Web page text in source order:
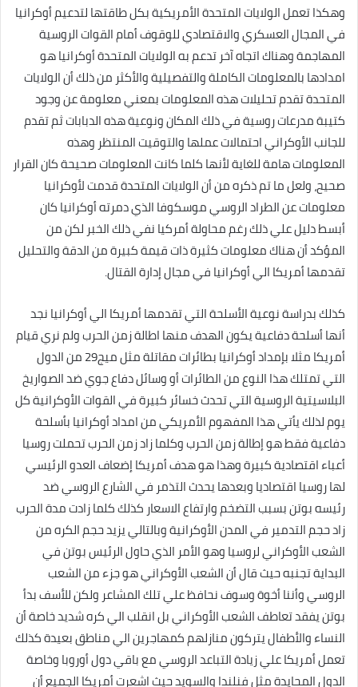
وهكذا تعمل الولايات المتحدة الأمريكية بكل طاقتها لتدعيم أوكرانيا
في المجال العسكري والاقتصادي للوقوف أمام القوات الروسية
المهاجمة وهناك اتجاه آخر تدعم به الولايات المتحدة أوكرانيا هو
امدادها بالمعلومات الكاملة والتفصيلية والأكثر من ذلك أن الولايات
المتحدة تقدم تحليلات هذه المعلومات بمعني معلومة عن وجود
كتيبة مدرعات روسية في ذلك المكان ونوعية هذه الدبابات ثم تقدم
للجانب الأوكراني احتمالات عملها والتوقيت المنتظر وهذه
المعلومات هامة للغاية لأنها كلما كانت المعلومات صحيحة كان القرار
صحيح، ولعل ما تم ذكره من أن الولايات المتحدة قدمت لأوكرانيا
معلومات عن الطراد الروسي موسكوفا الذي دمرته أوكرانيا كان
أبسط دليل علي ذلك رغم محاولة أمركيا نفي ذلك الخبر لكن من
المؤكد أن هناك معلومات كثيرة ذات قيمة كبيرة من الدقة والتحليل
تقدمها أمريكا الي أوكرانيا في مجال إدارة القتال.
كذلك بدراسة نوعية الأسلحة التي تقدمها أمريكا الي أوكرانيا نجد
أنها أسلحة دفاعية يكون الهدف منها اطالة زمن الحرب ولم نري قيام
أمريكا مثلا بإمداد أوكرانيا بطائرات مقاتلة مثل ميج29 من الدول
التي تمتلك هذا النوع من الطائرات أو وسائل دفاع جوي ضد الصواريخ
البلاسيتية الروسية التي تحدث خسائر كبيرة في القوات الأوكرانية كل
يوم لذلك يأتي هذا المفهوم الأمريكي من امداد أوكرانيا بأسلحة
دفاعية فقط هو إطالة زمن الحرب وكلما زاد زمن الحرب تحملت روسيا
أعباء اقتصادية كبيرة وهذا هو هدف أمريكا إضعاف العدو الرئيسي
لها روسيا اقتصاديا وبعدها يحدث التذمر في الشارع الروسي ضد
رئيسه بوتن بسبب التضخم وارتفاع الاسعار كذلك كلما زادت مدة الحرب
زاد حجم التدمير في المدن الأوكرانية وبالتالي يزيد حجم الكره من
الشعب الأوكراني لروسيا وهو الأمر الذي حاول الرئيس بوتن في
البداية تجنبه حيث قال أن الشعب الأوكراني هو جزء من الشعب
الروسي وأننا أخوة وسوف نحافظ علي تلك المشاعر ولكن للأسف بدأ
بوتن يفقد تعاطف الشعب الأوكراني بل انقلب الي كره شديد خاصة أن
النساء والأطفال يتركون منازلهم كمهاجرين الي مناطق بعيدة كذلك
تعمل أمريكا علي زيادة التباعد الروسي مع باقي دول أوروبا وخاصة
الدول المحايدة مثل فنلندا والسويد حيث اشعرت أمريكا الجميع أن